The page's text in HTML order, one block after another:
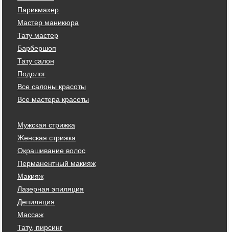
Парикмахер
Мастер маникюра
Тату мастер
Барбершоп
Тату салон
Подолог
Все салоны красоты
Все мастера красоты
Мужская стрижка
Женская стрижка
Окрашивание волос
Перманентный макияж
Макияж
Лазерная эпиляция
Депиляция
Массаж
Тату, пирсинг